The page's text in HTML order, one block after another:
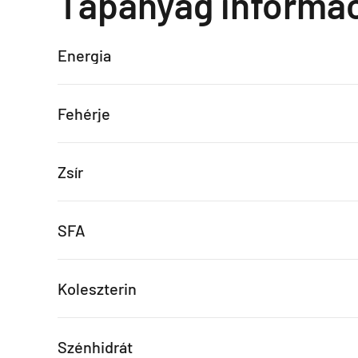
Energia
Fehérje
Zsír
SFA
Koleszterin
Szénhidrát